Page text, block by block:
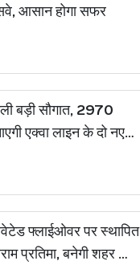
आसान होगा सफर
बड़ी सौगात, 2970
एक्वा लाइन के दो नए
फ्लाईओवर पर स्थापित
प्रतिमा, बनेगी शहर की